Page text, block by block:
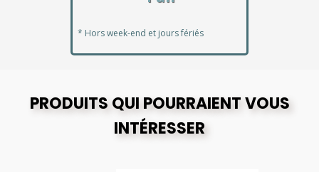
* Hors week-end et jours fériés
PRODUITS QUI POURRAIENT VOUS
INTÉRESSER